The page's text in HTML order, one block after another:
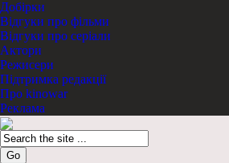
Добірки
Відгуки про фільми
Відгуки про серіали
Актори
Режисери
Підтримка редакції
Про kinowar
Реклама
Go